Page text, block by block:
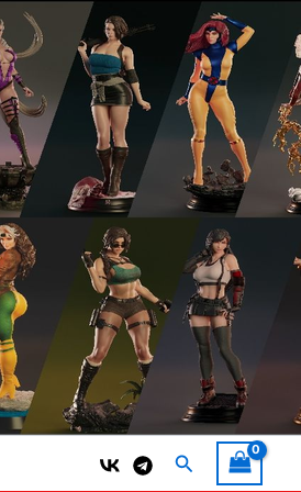
Поиск